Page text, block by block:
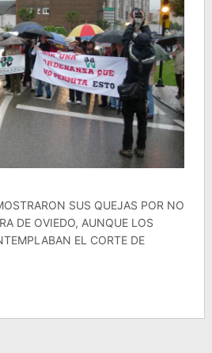
SUS QUEJAS POR NO
DE OVIEDO, AUNQUE LOS
EL CORTE DE